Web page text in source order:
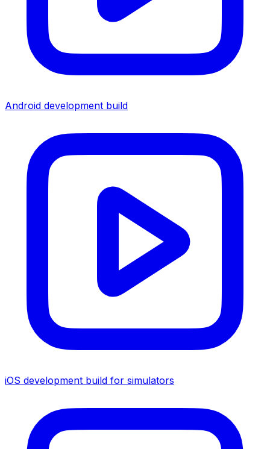
Android development build
iOS development build for simulators